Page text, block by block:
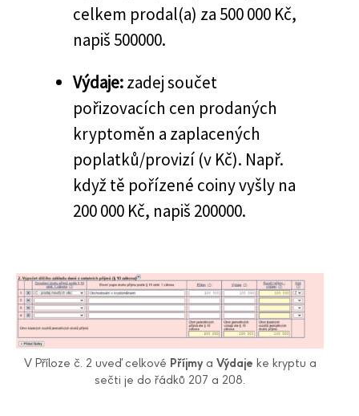
celkem prodal(a) za 500 000 Kč,
napiš 500000.
Výdaje:zadej součet
pořizovacích cen prodaných
kryptoměn a zaplacených
poplatků/provizí (v Kč). Např.
když tě pořízené coiny vyšly na
200 000 Kč, napiš 200000.
V Příloze č. 2 uveď celkové Příjmya Výdaje ke kryptu a
sečti je do řádků 207 a 208.